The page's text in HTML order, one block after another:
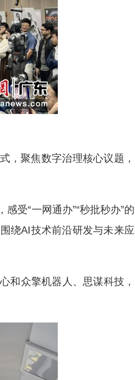
聚焦数字治理核心议题，
受“一网通办”“秒批秒办”的
绕AI技术前沿研发与未来应
众擎机器人、思谋科技，